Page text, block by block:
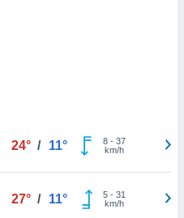
24° / 11° 8- 37
km/h
27° / 11° 5- 31
km/h